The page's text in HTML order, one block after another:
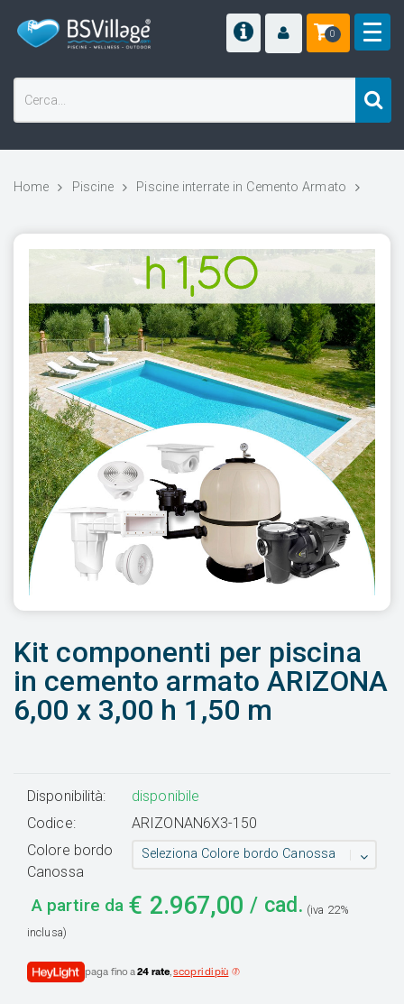
0
Home Piscine Piscine interrate in Cemento Armato
Kit componenti per piscina
in cemento armato ARIZONA
6,00 x 3,00 h 1,50 m
Disponibilità:
disponibile
Codice:
ARIZONAN6X3-150
Colore bordo
Canossa
Seleziona Colore bordo Canossa
A partire da € 2.967,00 / cad. (iva 22%
inclusa)
paga fino a24 rate,scopri di più